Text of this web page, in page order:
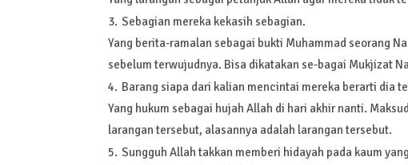
Sebagian mereka kekasih sebagian.
Yang berita-ramalan sebagai bukti Muhammad seorang
sebelum terwujudnya. Bisa dikatakan se-bagai Mukjizat
Barang siapa dari kalian mencintai mereka berarti dia
Yang hukum sebagai hujah Allah di hari akhir nanti.
larangan tersebut, alasannya adalah larangan tersebut.
Sungguh Allah takkan memberi hidayah pada kaum